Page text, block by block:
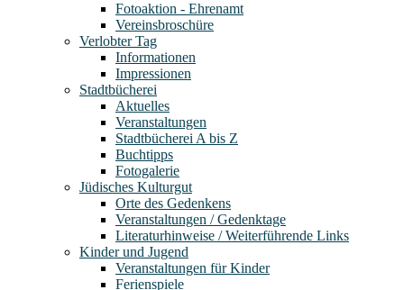
Fotoaktion - Ehrenamt
Vereinsbroschüre
Verlobter Tag
Informationen
Impressionen
Stadtbücherei
Aktuelles
Veranstaltungen
Stadtbücherei A bis Z
Buchtipps
Fotogalerie
Jüdisches Kulturgut
Orte des Gedenkens
Veranstaltungen / Gedenktage
Literaturhinweise / Weiterführende Links
Kinder und Jugend
Veranstaltungen für Kinder
Ferienspiele